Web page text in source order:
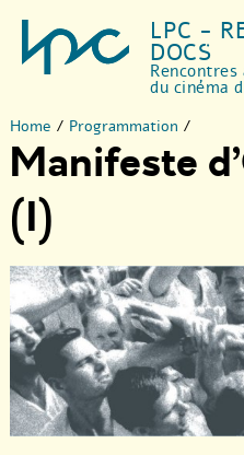
LPC -
DOCS
du cinéma
Home / Programmation /
Manifeste
(I)